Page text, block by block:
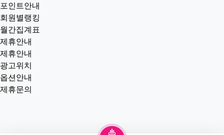
포인트안내
회원별랭킹
월간집계표
제휴안내
제휴안내
광고위치
옵션안내
제휴문의